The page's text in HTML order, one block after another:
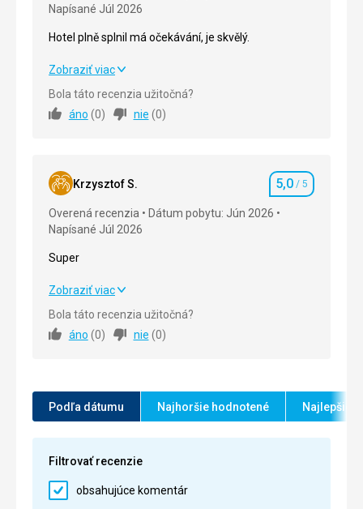
Napísané Júl 2026
Hotel plně splnil má očekávání, je skvělý.
Hotel plně splnil má očekávání, je skvělý.
Strava
Služby 5,0/ 5
Cena
Čisté a horké haha
Strava
Bez jakýchkoli stížností, hodně a chutné
Služby
Google Translate
Zobraziť viac
Bola táto recenzia užitočná?
áno (0) nie (0)
Krzysztof S. Hodnotenie
5,0 / 5
Overená recenzia
Dátum pobytu: Jún 2026
Napísané Júl 2026
Super
Super
Strava
Služby 5,0/ 5
Pláž
Zobraziť viac
Bola táto recenzia užitočná?
áno (0) nie (0)
Podľa dátumu Najhoršie hodnotené Najlepšie
Filtrovať recenzie
obsahujúce komentár